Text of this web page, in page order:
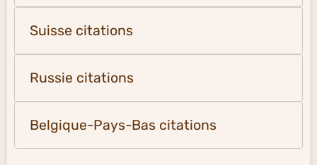
Suisse citations
Russie citations
Belgique-Pays-Bas citations